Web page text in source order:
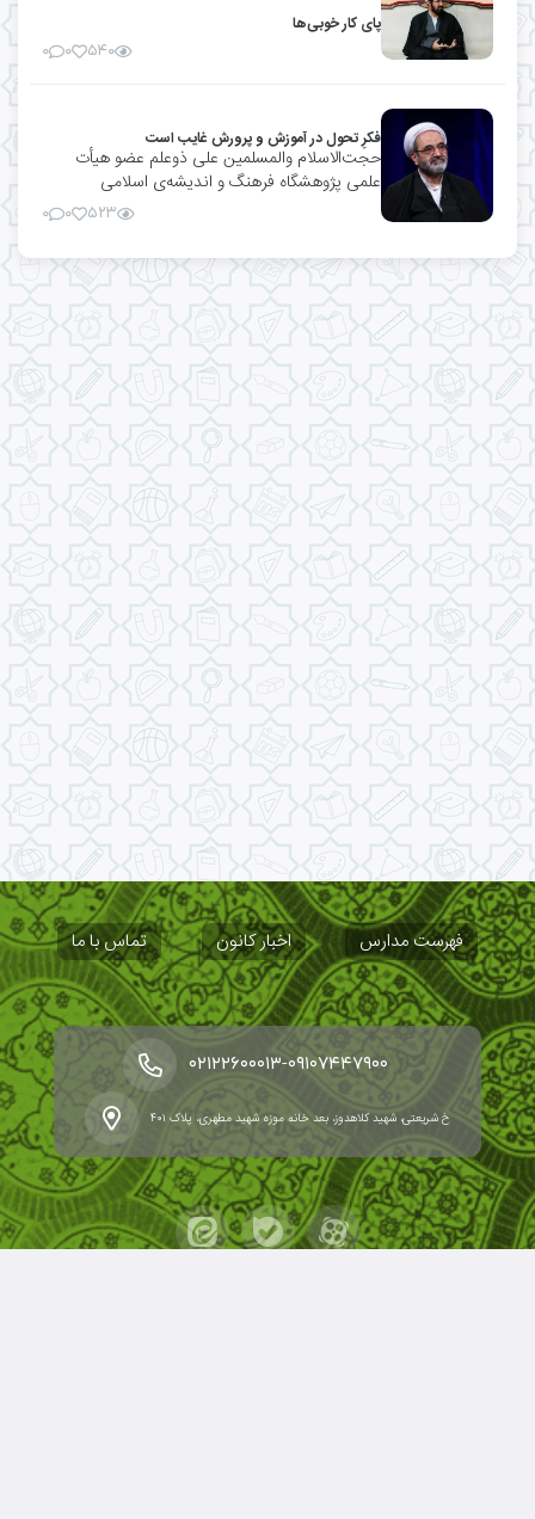
پای کار خوبی‌ها
۵۴۰ ۰ ۰
فکرِ تحول در آموزش و پرورش غایب است
حجت‌الاسلام والمسلمین علی ذوعلم عضو هیأت
علمی پژوهشگاه فرهنگ و اندیشه‌ی اسلامی
۵۲۳ ۰ ۰
فهرست مدارس اخبار کانون تماس با ما
خ شریعتی، شهید کلاهدوز، بعد خانه موزه شهید مطهری، پلاک ۴۰۱
۰۹۱۰۷۴۴۷۹۰۰-۰۲۱۲۲۶۰۰۰۱۳